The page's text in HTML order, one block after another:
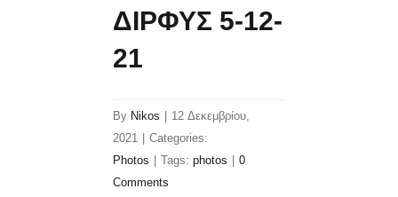
ΔΙΡΦΥΣ 5-12-
21
By Nikos
12 Δεκεμβρίου,
2021
Categories:
Photos
Tags: photos
0
Comments